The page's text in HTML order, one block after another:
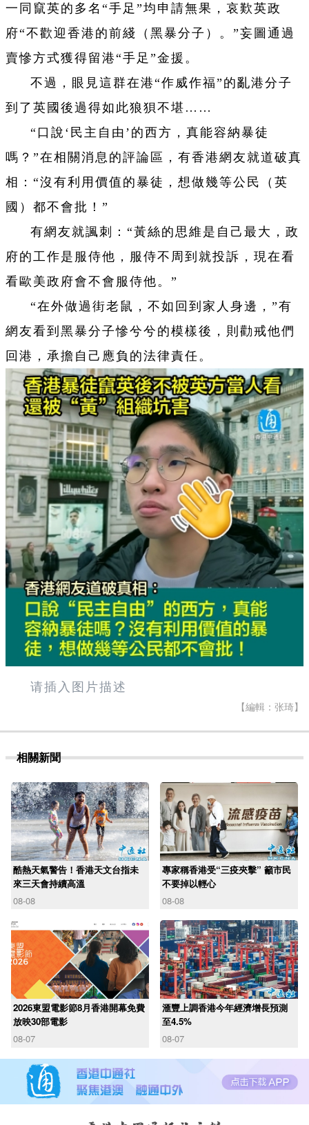
一同竄英的多名“手足”均申請無果，哀歎英政
府“不歡迎香港的前綫（黑暴分子）。”妄圖通過
賣慘方式獲得留港“手足”金援。
不過，眼見這群在港“作威作福”的亂港分子
到了英國後過得如此狼狽不堪……
“口說‘民主自由’的西方，真能容納暴徒
嗎？”在相關消息的評論區，有香港網友就道破真
相：“沒有利用價值的暴徒，想做幾等公民（英
國）都不會批！”
有網友就諷刺：“黃絲的思維是自己最大，政
府的工作是服侍他，服侍不周到就投訴，現在看
看歐美政府會不會服侍他。”
“在外做過街老鼠，不如回到家人身邊，”有
網友看到黑暴分子慘兮兮的模樣後，則勸戒他們
回港，承擔自己應負的法律責任。
请插入图片描述
【編輯：张琦】
相關新聞
酷熱天氣警告！香港天文台指未
來三天會持續高溫
08-08
專家稱香港受“三疫夾擊” 籲市民
不要掉以輕心
08-08
2026東盟電影節8月香港開幕免費
放映30部電影
08-07
滙豐上調香港今年經濟增長預測
至4.5%
08-07